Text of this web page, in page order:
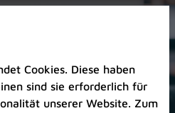
Cookies. Diese haben
sind sie erforderlich für
unserer Website. Zum